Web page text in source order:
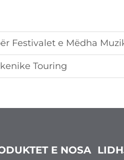
Festivalet e Mëdha
Touring
E NOSA